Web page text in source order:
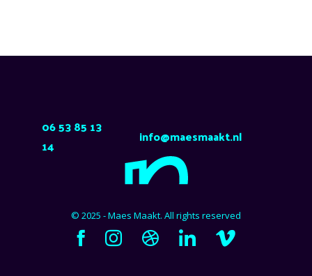
06 53 85 13
14
info@maesmaakt.nl
© 2025 - Maes Maakt. All rights reserved